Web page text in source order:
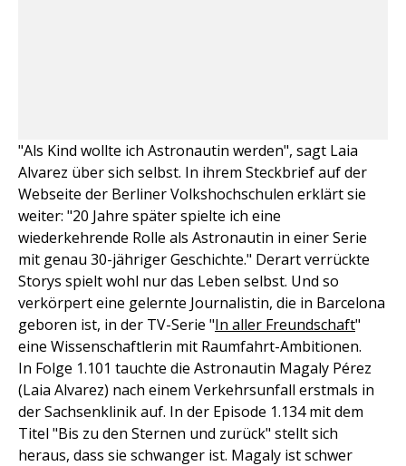
"Als Kind wollte ich Astronautin werden", sagt Laia
Alvarez über sich selbst. In ihrem Steckbrief auf der
Webseite der Berliner Volkshochschulen erklärt sie
weiter: "20 Jahre später spielte ich eine
wiederkehrende Rolle als Astronautin in einer Serie
mit genau 30-jähriger Geschichte." Derart verrückte
Storys spielt wohl nur das Leben selbst. Und so
verkörpert eine gelernte Journalistin, die in Barcelona
geboren ist, in der TV-Serie "In aller Freundschaft"
eine Wissenschaftlerin mit Raumfahrt-Ambitionen.
In Folge 1.101 tauchte die Astronautin Magaly Pérez
(Laia Alvarez) nach einem Verkehrsunfall erstmals in
der Sachsenklinik auf. In der Episode 1.134 mit dem
Titel "Bis zu den Sternen und zurück" stellt sich
heraus, dass sie schwanger ist. Magaly ist schwer